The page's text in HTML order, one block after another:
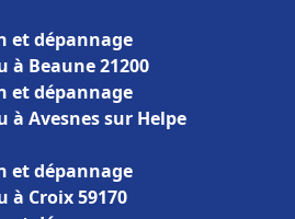
et dépannage
à Beaune 21200
et dépannage
à Avesnes sur Helpe
et dépannage
à Croix 59170